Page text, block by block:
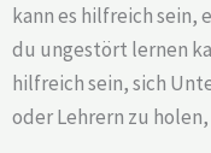
kann es hilfreich sein,
du ungestört lernen
hilfreich sein, sich
oder Lehrern zu